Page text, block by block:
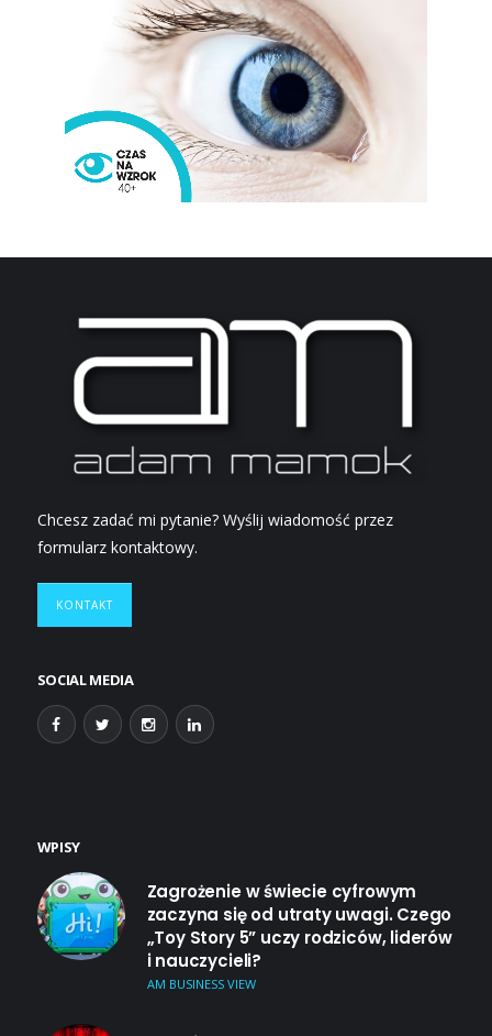
Chcesz zadać mi pytanie? Wyślij wiadomość przez
formularz kontaktowy.
KONTAKT
SOCIAL MEDIA
WPISY
Zagrożenie w świecie cyfrowym
zaczyna się od utraty uwagi. Czego
„Toy Story 5” uczy rodziców, liderów
i nauczycieli?
AM BUSINESS VIEW